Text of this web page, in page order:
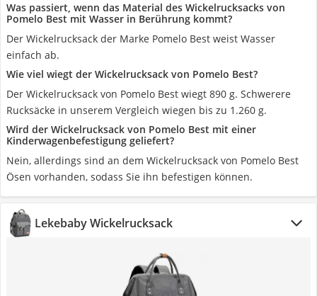
Was passiert, wenn das Material des Wickelrucksacks von
Pomelo Best mit Wasser in Berührung kommt?
Der Wickelrucksack der Marke Pomelo Best weist Wasser
einfach ab.
Wie viel wiegt der Wickelrucksack von Pomelo Best?
Der Wickelrucksack von Pomelo Best wiegt 890 g. Schwerere
Rucksäcke in unserem Vergleich wiegen bis zu 1.260 g.
Wird der Wickelrucksack von Pomelo Best mit einer
Kinderwagenbefestigung geliefert?
Nein, allerdings sind an dem Wickelrucksack von Pomelo Best
Ösen vorhanden, sodass Sie ihn befestigen können.
Lekebaby Wickelrucksack